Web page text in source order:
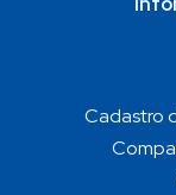
Cadastro